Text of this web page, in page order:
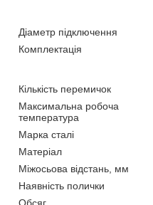
Діаметр підключення
Комплектація
Кількість перемичок
Максимальна робоча
температура
Марка сталі
Матеріал
Міжосьова відстань, мм
Наявність полички
Обсяг